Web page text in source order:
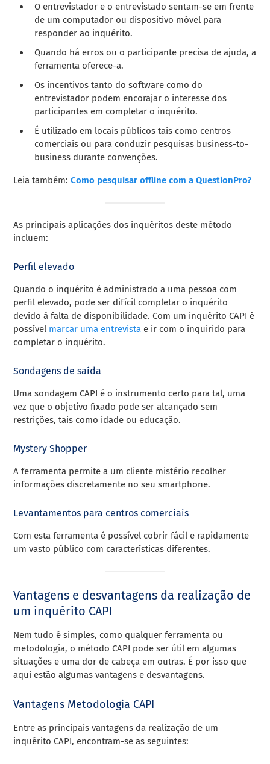
O entrevistador e o entrevistado sentam-se em frente
de um computador ou dispositivo móvel para
responder ao inquérito.
Quando há erros ou o participante precisa de ajuda, a
ferramenta oferece-a.
Os incentivos tanto do software como do
entrevistador podem encorajar o interesse dos
participantes em completar o inquérito.
É utilizado em locais públicos tais como centros
comerciais ou para conduzir pesquisas business-to-
business durante convenções.
Leia também:Como pesquisar offline com a QuestionPro?
As principais aplicações dos inquéritos deste método
incluem:
Perfil elevado
Quando o inquérito é administrado a uma pessoa com
perfil elevado, pode ser difícil completar o inquérito
devido à falta de disponibilidade. Com um inquérito CAPI é
possível marcar uma entrevista e ir com o inquirido para
completar o inquérito.
Sondagens de saída
Uma sondagem CAPI é o instrumento certo para tal, uma
vez que o objetivo fixado pode ser alcançado sem
restrições, tais como idade ou educação.
Mystery Shopper
A ferramenta permite a um cliente mistério recolher
informações discretamente no seu smartphone.
Levantamentos para centros comerciais
Com esta ferramenta é possível cobrir fácil e rapidamente
um vasto público com características diferentes.
Vantagens e desvantagens da realização de
um inquérito CAPI
Nem tudo é simples, como qualquer ferramenta ou
metodologia, o método CAPI pode ser útil em algumas
situações e uma dor de cabeça em outras. É por isso que
aqui estão algumas vantagens e desvantagens.
Vantagens Metodologia CAPI
Entre as principais vantagens da realização de um
inquérito CAPI, encontram-se as seguintes: